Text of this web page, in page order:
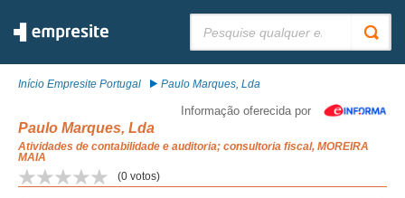
Início Empresite Portugal Paulo Marques, Lda
Informação oferecida por
Paulo Marques, Lda
Atividades de contabilidade e auditoria; consultoria fiscal, MOREIRA
MAIA
(0 votos)